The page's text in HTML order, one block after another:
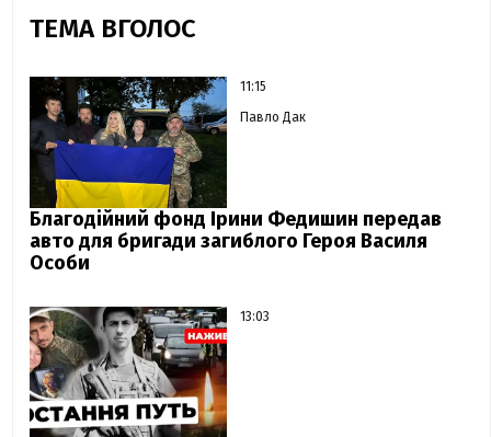
ТЕМА ВГОЛОС
11:15
Павло Дак
Благодійний фонд Ірини Федишин передав
авто для бригади загиблого Героя Василя
Особи
13:03